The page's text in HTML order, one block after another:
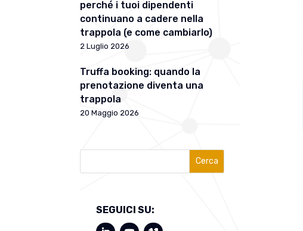
perché i tuoi dipendenti
continuano a cadere nella
trappola (e come cambiarlo)
2 Luglio 2026
Truffa booking: quando la
prenotazione diventa una
trappola
20 Maggio 2026
Cerca
SEGUICI SU: